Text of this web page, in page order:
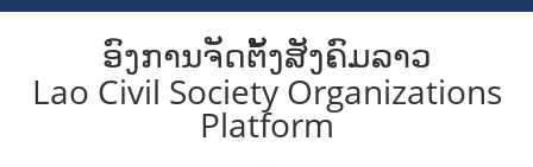
ອົງການຈັດຕັ້ງສັງຄົມລາວ
Lao Civil Society Organizations
Platform